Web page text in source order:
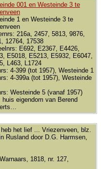
001 en Westeinde 3 te
1 en Westeinde 3 te
216a, 2457, 5813, 9876,
12764, 17538
E692, E2367, E4426,
E5018, E5213, E5932, E6047,
L463, L1724
4-399 (tot 1957), Westeinde 1
4-399a (tot 1957), Westeinde
Westeinde 5 (vanaf 1957)
huis eigendom van Berend
het lief ... Vriezenveen, blz.
Rusland door D.G. Harmsen,
1818, nr. 127,